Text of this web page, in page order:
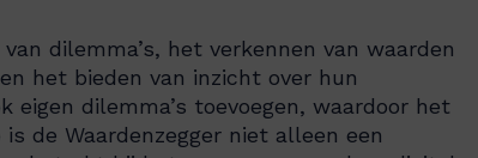
dilemma’s, het verkennen van waarden
het bieden van inzicht over hun
eigen dilemma’s toevoegen, waardoor het
de Waardenzegger niet alleen een